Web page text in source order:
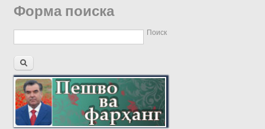
Форма поиска
Поиск